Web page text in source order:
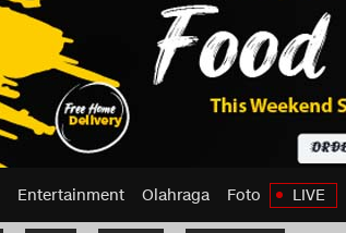
Entertainment Olahraga Foto LIVE